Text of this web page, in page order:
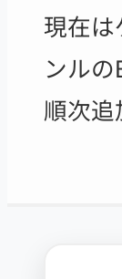
現在は
ンル
順次追